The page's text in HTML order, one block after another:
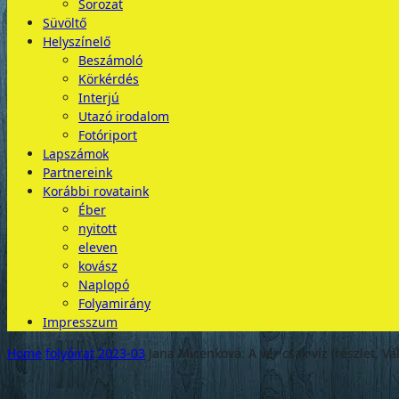
Sorozat
Süvöltő
Helyszínelő
Beszámoló
Körkérdés
Interjú
Utazó irodalom
Fotóriport
Lapszámok
Partnereink
Korábbi rovataink
Éber
nyitott
eleven
kovász
Naplopó
Folyamirány
Impresszum
Home folyóirat 2023-03 Jana Micenková: A vér csak víz (részlet,